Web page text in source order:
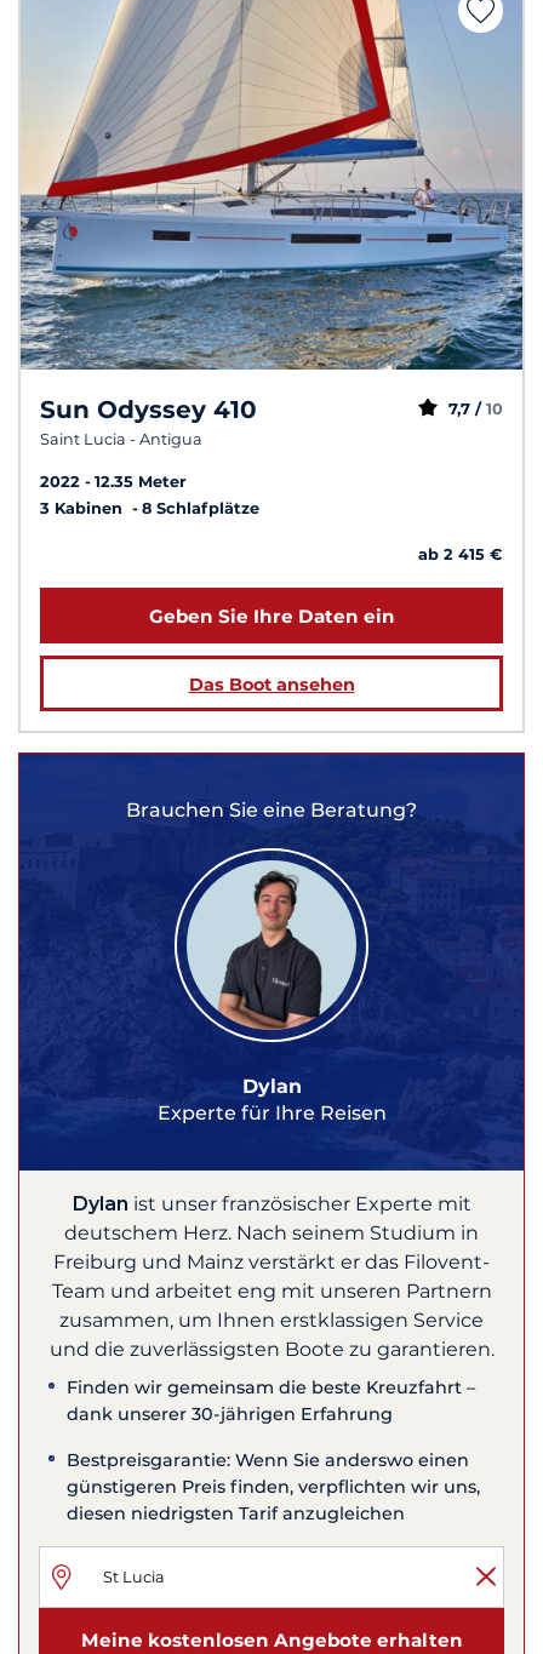
Sun Odyssey 410
Saint Lucia - Antigua
7,7 / 10
2022
12.35 Meter
3 Kabinen
8 Schlafplätze
ab 2 415 €
Geben Sie Ihre Daten ein
Das Boot ansehen
Brauchen Sie eine Beratung?
Dylan
Experte für Ihre Reisen
Dylan ist unser französischer Experte mit
deutschem Herz. Nach seinem Studium in
Freiburg und Mainz verstärkt er das Filovent-
Team und arbeitet eng mit unseren Partnern
zusammen, um Ihnen erstklassigen Service
und die zuverlässigsten Boote zu garantieren.
Finden wir gemeinsam die beste Kreuzfahrt –
dank unserer 30-jährigen Erfahrung
Bestpreisgarantie: Wenn Sie anderswo einen
günstigeren Preis finden, verpflichten wir uns,
diesen niedrigsten Tarif anzugleichen
Meine kostenlosen Angebote erhalten